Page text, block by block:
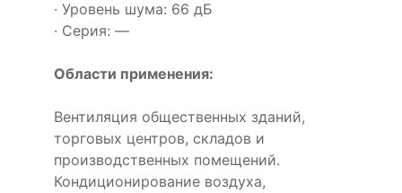
· Уровень шума: 66 дБ
· Серия: —
Области применения:
Вентиляция общественных зданий,
торговых центров, складов и
производственных помещений.
Кондиционирование воздуха,